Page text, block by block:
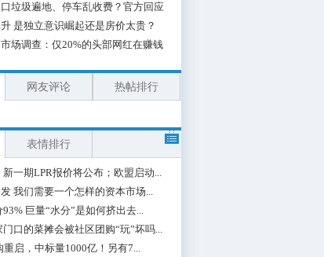
垃圾遍地、停车乱收费？官方回应
是独立意识崛起还是房价太贵？
场调查：仅20%的头部网红在赚钱
网友评论 热帖排行
表情排行
新一期LPR报价将公布；欧盟启动...
我们需要一个怎样的资本市场...
巨量“水分”是如何挤出去...
口的菜摊会被社区团购“玩”坏吗...
重启，中标量1000亿！另有7...